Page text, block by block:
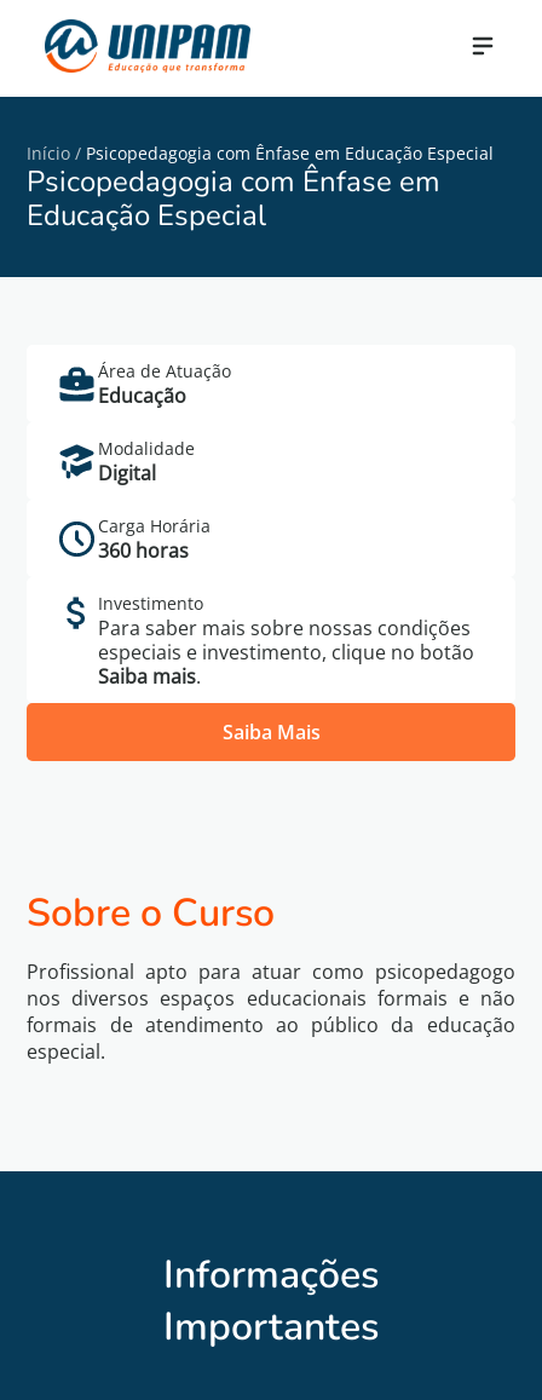
Início / Psicopedagogia com Ênfase em Educação Especial
Psicopedagogia com Ênfase em
Educação Especial
Área de Atuação
Educação
Modalidade
Digital
Carga Horária
360 horas
Investimento
Para saber mais sobre nossas condições
especiais e investimento, clique no botão
Saiba mais.
Saiba Mais
informações do curso de Psicopedagogia com
Voltar
Sobre o Curso
Profissional apto para atuar como psicopedagogo
nos diversos espaços educacionais formais e não
formais de atendimento ao público da educação
especial.
Informações
Importantes